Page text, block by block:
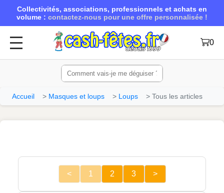
Collectivités, associations, professionnels et achats en
volume : contactez-nous pour une offre personnalisée !
0
Accueil Masques et loups Loups Tous les articles
< 1 2 3 >